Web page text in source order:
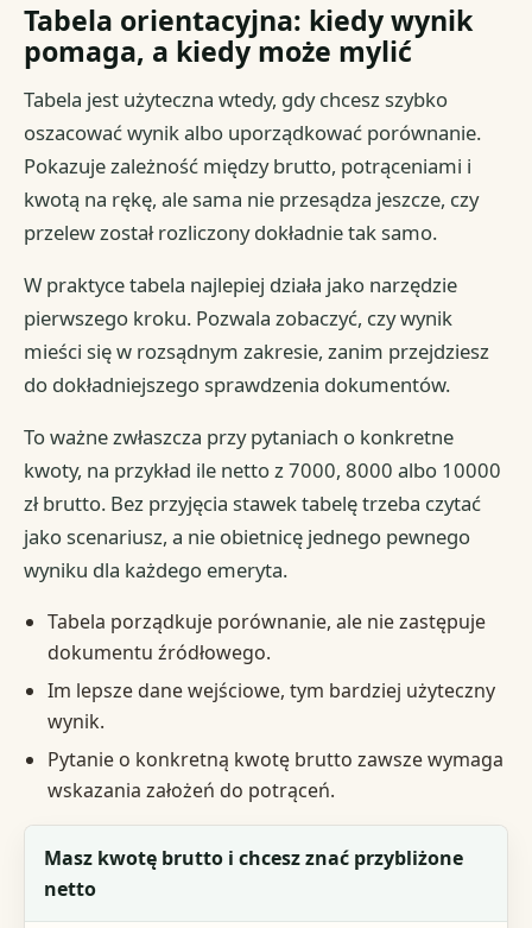
Tabela orientacyjna: kiedy wynik
pomaga, a kiedy może mylić
Tabela jest użyteczna wtedy, gdy chcesz szybko
oszacować wynik albo uporządkować porównanie.
Pokazuje zależność między brutto, potrąceniami i
kwotą na rękę, ale sama nie przesądza jeszcze, czy
przelew został rozliczony dokładnie tak samo.
W praktyce tabela najlepiej działa jako narzędzie
pierwszego kroku. Pozwala zobaczyć, czy wynik
mieści się w rozsądnym zakresie, zanim przejdziesz
do dokładniejszego sprawdzenia dokumentów.
To ważne zwłaszcza przy pytaniach o konkretne
kwoty, na przykład ile netto z 7000, 8000 albo 10000
zł brutto. Bez przyjęcia stawek tabelę trzeba czytać
jako scenariusz, a nie obietnicę jednego pewnego
wyniku dla każdego emeryta.
Tabela porządkuje porównanie, ale nie zastępuje
dokumentu źródłowego.
Im lepsze dane wejściowe, tym bardziej użyteczny
wynik.
Pytanie o konkretną kwotę brutto zawsze wymaga
wskazania założeń do potrąceń.
Sytuacja
Masz kwotę brutto i chcesz znać przybliżone
netto